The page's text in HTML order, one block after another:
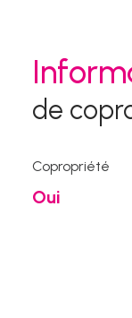
de
Copropriété
Oui